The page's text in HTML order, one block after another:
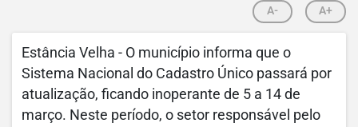
A- A+
Estância Velha - O município informa que o
Sistema Nacional do Cadastro Único passará por
atualização, ficando inoperante de 5 a 14 de
março. Neste período, o setor responsável pelo